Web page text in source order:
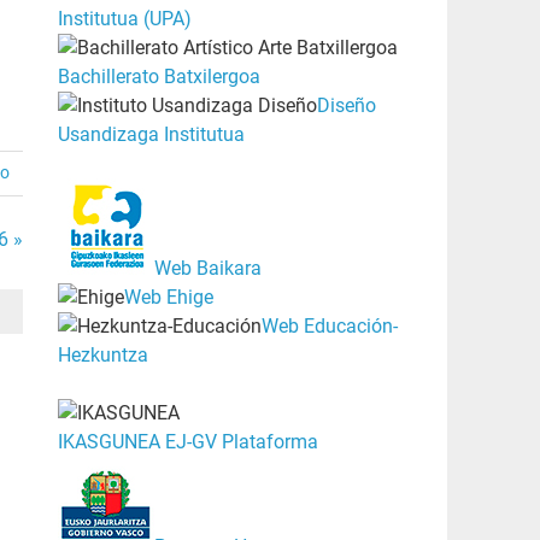
»
Institutua (UPA)
Bachillerato Batxilergoa
Diseño
Usandizaga Institutua
Web Baikara
Web Ehige
Web Educación-
Hezkuntza
IKASGUNEA EJ-GV Plataforma